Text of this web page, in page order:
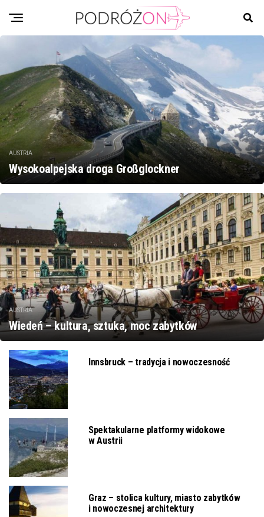
AUSTRIA
Wysokoalpejska droga Großglockner
AUSTRIA
Wiedeń – kultura, sztuka, moc zabytków
Innsbruck – tradycja i nowoczesność
Spektakularne platformy widokowe
w Austrii
Graz – stolica kultury, miasto zabytków
i nowoczesnej architektury